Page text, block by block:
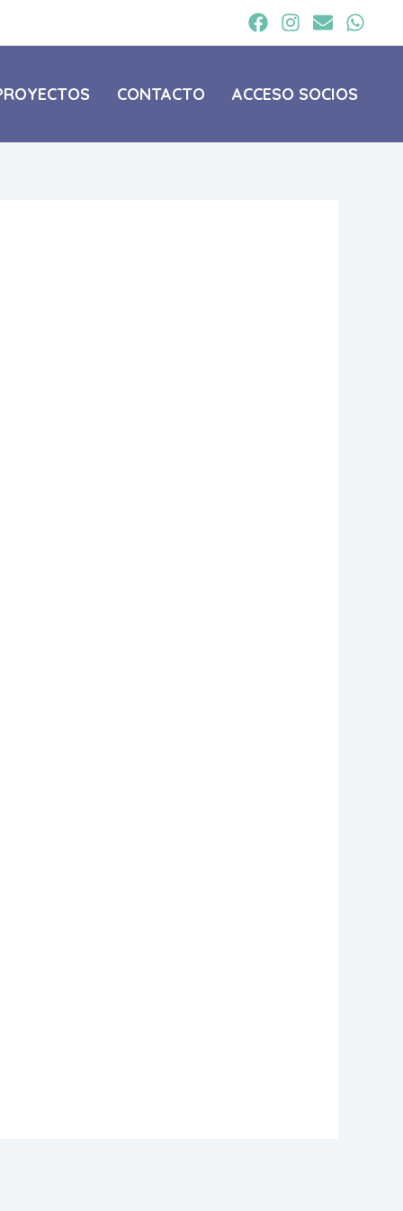
CONTACTO ACCESO SOCIOS